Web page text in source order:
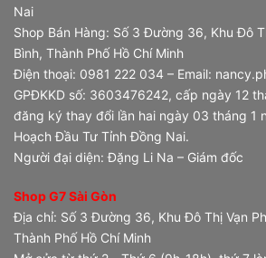
Nai
Shop Bán Hàng: Số 3 Đường 36, Khu Đô
Bình, Thành Phố Hồ Chí Minh
Điện thoại: 0981 222 034 – Email:
GPĐKKD số: 3603476242, cấp ngày 12
đăng ký thay đổi lần hai ngày 03 tháng 1
Hoạch Đầu Tư Tỉnh Đồng Nai.
Người đại diện: Đặng Li Na – Giám đốc
Shop G7 Sài Gòn
Địa chỉ: Số 3 Đường 36, Khu Đô Thị Vạn
Thành Phố Hồ Chí Minh